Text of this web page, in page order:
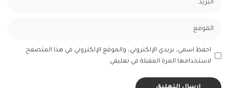
احفظ اسمي، بريدي الإلكتروني، والموقع الإلكتروني في هذا المتصفح
لاستخدامها المرة المقبلة في تعليقي.